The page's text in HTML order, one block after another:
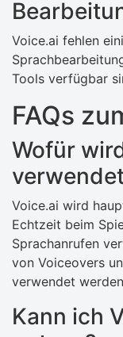
Voice.ai fehlen
Tools verfügbar
FAQs
Wofür
Voice.ai wird
Echtzeit beim
Sprachanrufen
von Voiceovers
verwendet
Kann ich